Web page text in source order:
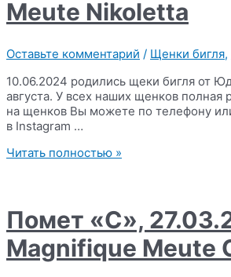
Magnifique
Meute
Meute Nikoletta
Оставьте комментарий / Щенки бигля,
10.06.2024 родились щеки бигля от
августа. У всех наших щенков
на щенков Вы можете по телефону
в Instagram …
Помет
Simonaland
Yudgine
x
Magnifique
Читать полностью »
Помет «C»,
Magnifique Meute